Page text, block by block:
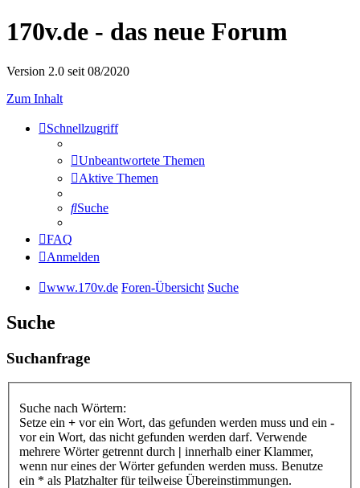
170v.de - das neue Forum
Version 2.0 seit 08/2020
Zum Inhalt
Schnellzugriff
Unbeantwortete Themen
Aktive Themen
Suche
FAQ
Anmelden
www.170v.de Foren-Übersicht Suche
Suche
Suchanfrage
Suche nach Wörtern:
Setze ein + vor ein Wort, das gefunden werden muss und ein -
vor ein Wort, das nicht gefunden werden darf. Verwende
mehrere Wörter getrennt durch | innerhalb einer Klammer,
wenn nur eines der Wörter gefunden werden muss. Benutze
ein * als Platzhalter für teilweise Übereinstimmungen.